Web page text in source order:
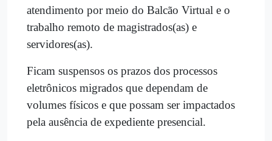
atendimento por meio do Balcão Virtual e o
trabalho remoto de magistrados(as) e
servidores(as).
Ficam suspensos os prazos dos processos
eletrônicos migrados que dependam de
volumes físicos e que possam ser impactados
pela ausência de expediente presencial.